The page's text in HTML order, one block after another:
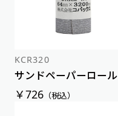
KCR320
サンドペーパーロール
￥726（税込）